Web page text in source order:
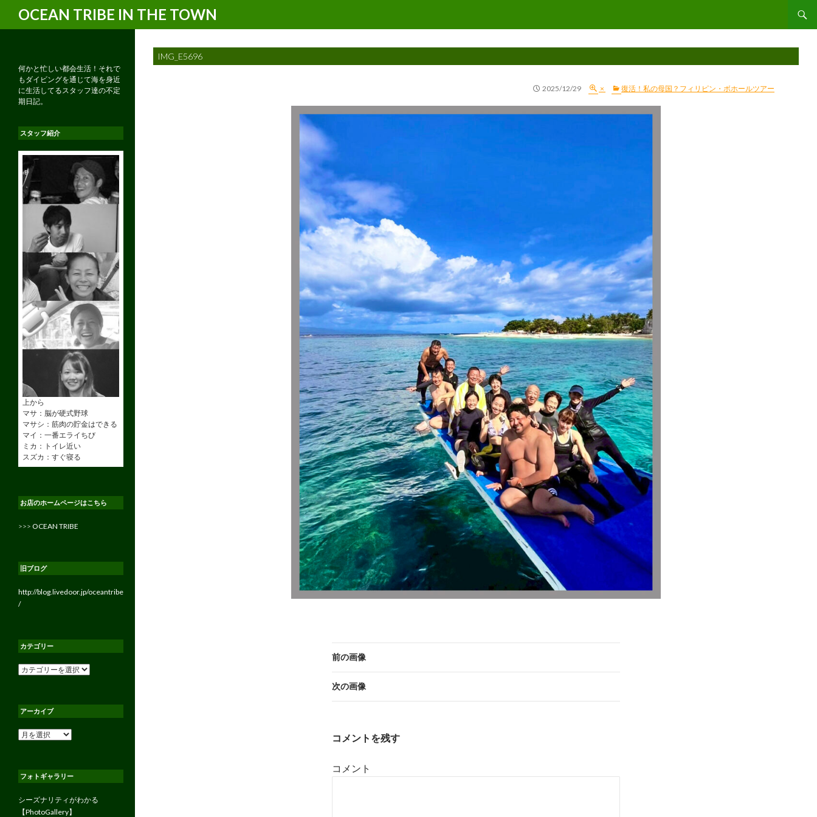
OCEAN TRIBE IN THE TOWN
IMG_E5696
2025/12/29 × 復活！私の母国？フィリピン・ボホールツアー
前の画像
次の画像
コメントを残す
コメント
何かと忙しい都会生活！それで
もダイビングを通じて海を身近
に生活してるスタッフ達の不定
期日記。
スタッフ紹介
上から
マサ：脳が硬式野球
マサシ：筋肉の貯金はできる
マイ：一番エライちび
ミカ：トイレ近い
スズカ：すぐ寝る
お店のホームページはこちら
>>> OCEAN TRIBE
旧ブログ
http://blog.livedoor.jp/oceantribe
/
カテゴリー
カ
ー
アーカイブ
ア
ブ
フォトギャラリー
シーズナリティがわかる
【PhotoGallery】